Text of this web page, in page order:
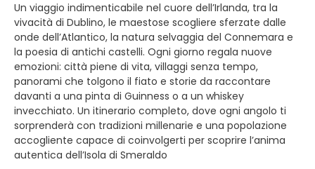
Un viaggio indimenticabile nel cuore dell’Irlanda, tra la
vivacità di Dublino, le maestose scogliere sferzate dalle
onde dell’Atlantico, la natura selvaggia del Connemara e
la poesia di antichi castelli. Ogni giorno regala nuove
emozioni: città piene di vita, villaggi senza tempo,
panorami che tolgono il fiato e storie da raccontare
davanti a una pinta di Guinness o a un whiskey
invecchiato. Un itinerario completo, dove ogni angolo ti
sorprenderà con tradizioni millenarie e una popolazione
accogliente capace di coinvolgerti per scoprire l’anima
autentica dell’Isola di Smeraldo